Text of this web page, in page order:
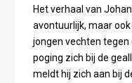
Het verhaal van
avontuurlijk, maar
jongen vechten tegen
poging zich bij de
meldt hij zich aan bij